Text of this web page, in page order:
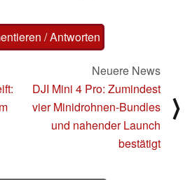
/ Antworten
Neuere News
DJI Mini 4 Pro: Zumindest
vier Minidrohnen-Bundles
und nahender Launch
bestätigt
⟩